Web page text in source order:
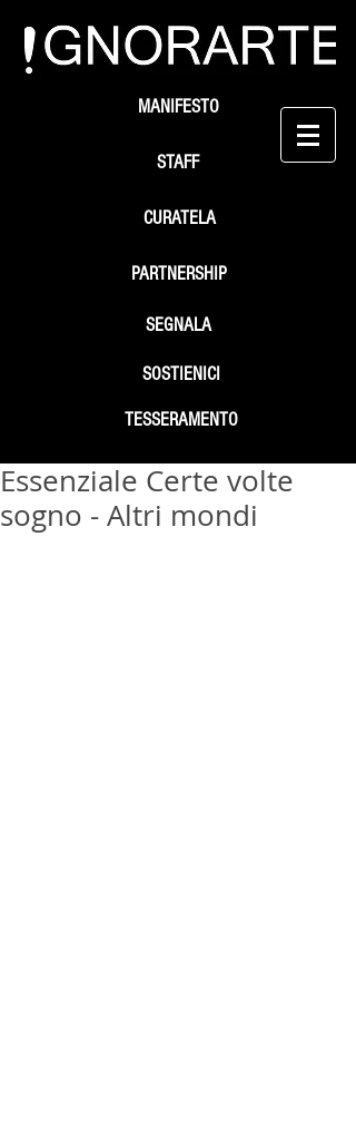
STAFF
SEGNALA
SOSTIENICI
MANIFESTO
PARTNERSHIP
TESSERAMENTO
CURATELA
Essenziale Certe volte
sogno - Altri mondi